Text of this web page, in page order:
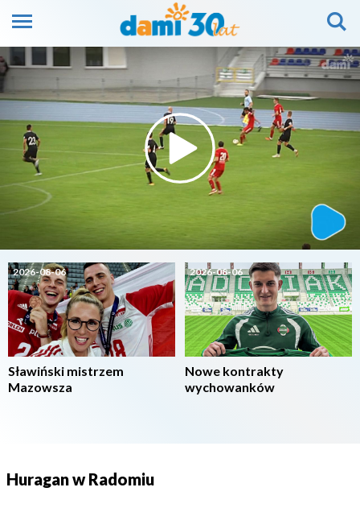
2026-08-06
Sławiński mistrzem
Mazowsza
2026-08-06
Nowe kontrakty
wychowanków
Huragan w Radomiu